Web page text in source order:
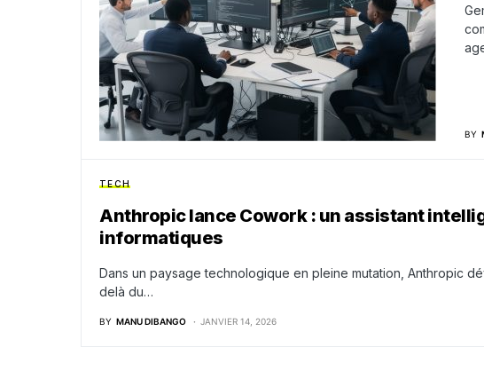
BY
TECH
Anthropic lance Cowork : un assistant
informatiques
Dans un paysage technologique en pleine mutation, Anthropic
delà du…
BY MANU DIBANGO JANVIER 14, 2026